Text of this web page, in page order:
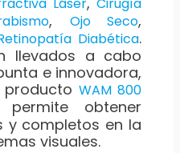
Láser Cirugía
, Ojo Seco,
Diabética.
llevados a cabo
e innovadora,
productoWAM 800
obtener
y completos en la
visuales.